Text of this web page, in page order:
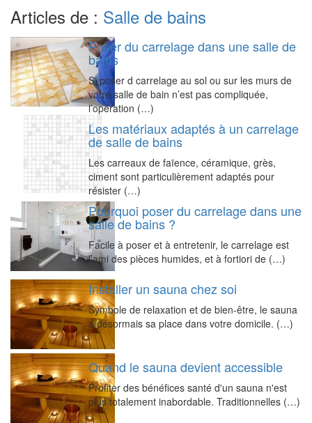
Articles de : Salle de bains
Poser du carrelage dans une salle de
bains
Si poser d carrelage au sol ou sur les murs de
votre salle de bain n’est pas compliquée,
l’opération (…)
Les matériaux adaptés à un carrelage
de salle de bains
Les carreaux de faïence, céramique, grès,
ciment sont particulièrement adaptés pour
résister (…)
Pourquoi poser du carrelage dans une
salle de bains ?
Facile à poser et à entretenir, le carrelage est
l’ami des pièces humides, et à fortiori de (…)
Installer un sauna chez soi
Symbole de relaxation et de bien-être, le sauna
a désormais sa place dans votre domicile. (…)
Quand le sauna devient accessible
Profiter des bénéfices santé d'un sauna n'est
plus totalement inabordable. Traditionnelles (…)